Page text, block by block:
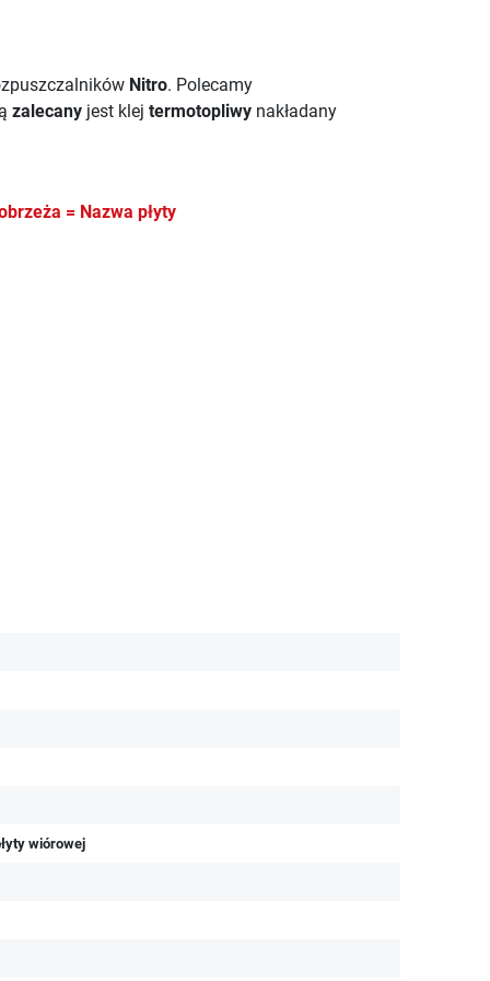
Nitro. Polecamy
zalecany jest klej termotopliwy nakładany
= Nazwa płyty
wiórowej